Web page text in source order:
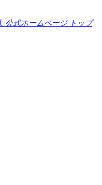
公式ホームページ トップ